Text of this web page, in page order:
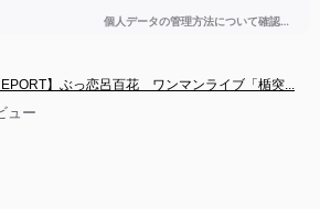
】ぶっ恋呂百花　ワンマンライブ「楯突...
ュー